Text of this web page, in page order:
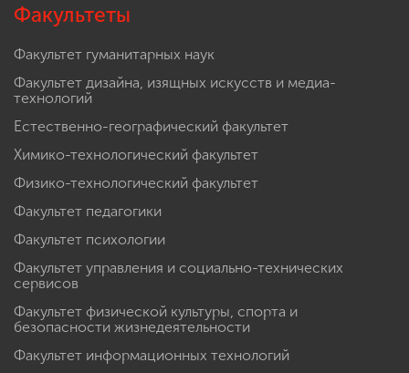
Факультеты
Факультет гуманитарных наук
Факультет дизайна, изящных искусств и медиа-
технологий
Естественно-географический факультет
Химико-технологический факультет
Физико-технологический факультет
Факультет педагогики
Факультет психологии
Факультет управления и социально-технических
сервисов
Факультет физической культуры, спорта и
безопасности жизнедеятельности
Факультет информационных технологий